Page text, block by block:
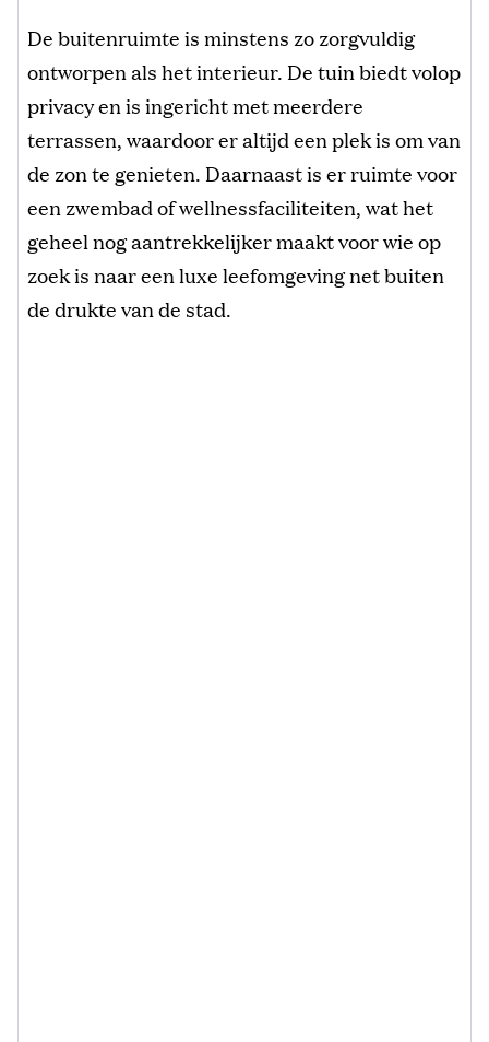
De buitenruimte is minstens zo zorgvuldig
ontworpen als het interieur. De tuin biedt volop
privacy en is ingericht met meerdere
terrassen, waardoor er altijd een plek is om van
de zon te genieten. Daarnaast is er ruimte voor
een zwembad of wellnessfaciliteiten, wat het
geheel nog aantrekkelijker maakt voor wie op
zoek is naar een luxe leefomgeving net buiten
de drukte van de stad.